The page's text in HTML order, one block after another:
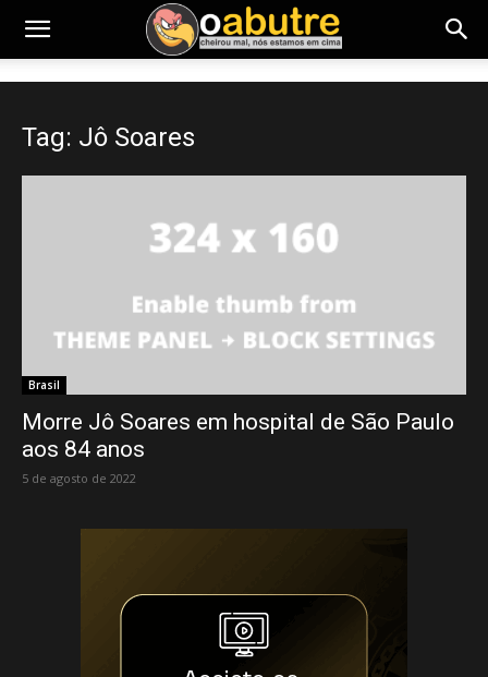
Tag: Jô Soares
Brasil
Morre Jô Soares em hospital de São Paulo
aos 84 anos
5 de agosto de 2022